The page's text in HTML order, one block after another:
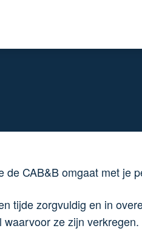
de CAB&B omgaat met je
tijde zorgvuldig en in
ze zijn verkregen.